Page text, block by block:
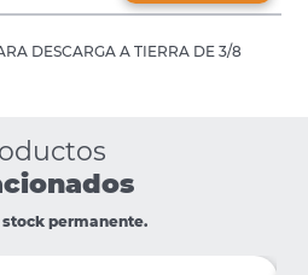
DESCARGA A TIERRA DE 3/8
stock permanente.